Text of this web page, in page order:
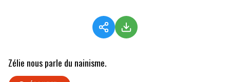
Zélie nous parle du nainisme.